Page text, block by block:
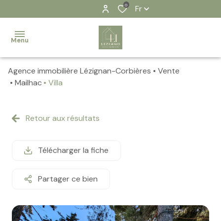
0 Fr
Menu
Accueil
biens
Notre
équipe
actualités
Agence immobilière Lézignan-Corbières
Vente
Mailhac
Villa
Retour aux résultats
Télécharger la fiche
Partager ce bien